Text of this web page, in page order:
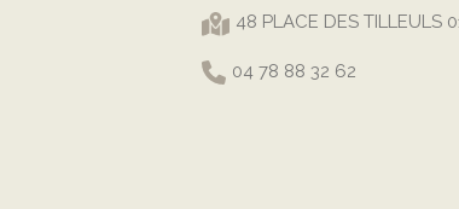
48 PLACE DES TILLEULS
04 78 88 32 62